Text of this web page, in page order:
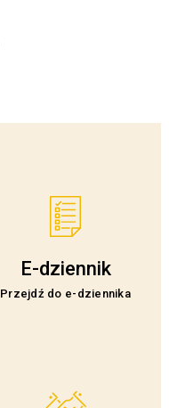
E-dziennik
Przejdź do e-dziennika